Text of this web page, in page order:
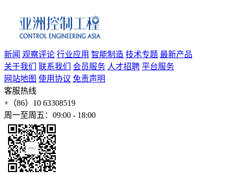
新闻 观察评论 行业应用 智能制造 技术专题 最新产品
关于我们
联系我们 会员服务 人才招聘 平台服务
网站地图 使用协议 免责声明
客服热线
+（86）10 63308519
周一至周五：09:00 - 18:00